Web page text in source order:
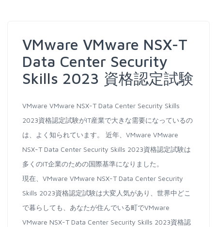
VMware VMware NSX-T
Data Center Security
Skills 2023 資格認定試験
VMware VMware NSX-T Data Center Security Skills
2023資格認定試験がIT産業で大きな需要になっているの
は、よく知られています。 近年、VMware VMware
NSX-T Data Center Security Skills 2023資格認定試験は
多くのIT企業のための国際基準になりました。
現在、VMware VMware NSX-T Data Center Security
Skills 2023資格認定試験は大変人気があり、世界中どこ
で暮らしても、あなたが住んでいる町でVMware
VMware NSX-T Data Center Security Skills 2023資格認